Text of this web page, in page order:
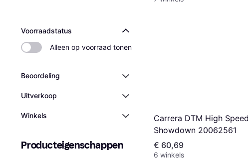
Voorraadstatus
Alleen op voorraad tonen
Beoordeling
Uitverkoop
Winkels
Producteigenschappen
Carrera DTM High Speed
Showdown 20062561
€ 60,69
6 winkels